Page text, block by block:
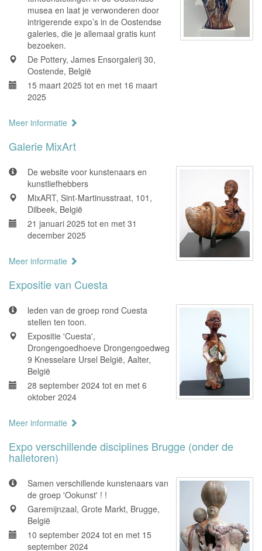
musea en laat je verwonderen door
intrigerende expo’s in de Oostendse
galeries, die je allemaal gratis kunt
bezoeken.
De Pottery, James Ensorgalerij 30,
Oostende, België
15 maart 2025 tot en met 16 maart
2025
Meer informatie
Galerie MixArt
De website voor kunstenaars en
kunstliefhebbers
MixART, Sint-Martinusstraat, 101,
Dilbeek, België
21 januari 2025 tot en met 31
december 2025
Meer informatie
Expositie van Cuesta
leden van de groep rond Cuesta
stellen ten toon.
Expositie 'Cuesta',
Drongengoedhoeve Drongengoedweg
9 Knesselare Ursel België, Aalter,
België
28 september 2024 tot en met 6
oktober 2024
Meer informatie
Expo verschillende disciplines Brugge (onder de
halletoren)
Samen verschillende kunstenaars van
de groep 'Ookunst' ! !
Garemijnzaal, Grote Markt, Brugge,
België
10 september 2024 tot en met 15
september 2024